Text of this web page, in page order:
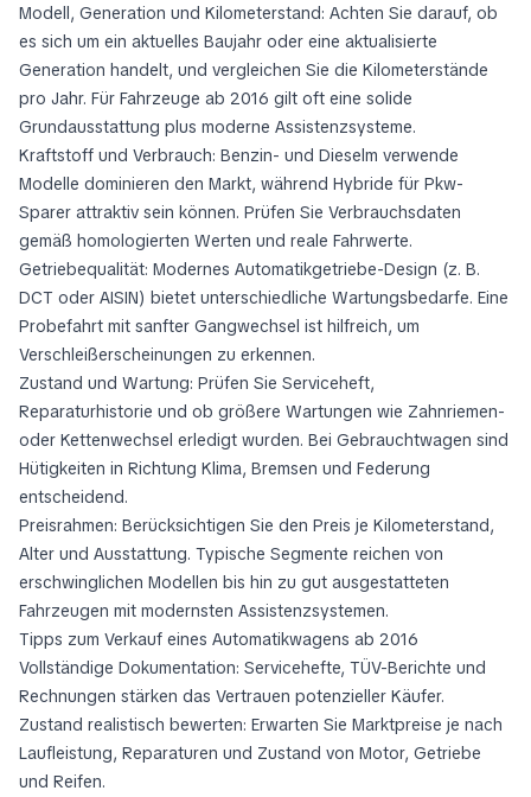
Modell, Generation und Kilometerstand: Achten Sie darauf, ob
es sich um ein aktuelles Baujahr oder eine aktualisierte
Generation handelt, und vergleichen Sie die Kilometerstände
pro Jahr. Für Fahrzeuge ab 2016 gilt oft eine solide
Grundausstattung plus moderne Assistenzsysteme.
Kraftstoff und Verbrauch: Benzin- und Dieselm verwende
Modelle dominieren den Markt, während Hybride für Pkw-
Sparer attraktiv sein können. Prüfen Sie Verbrauchsdaten
gemäß homologierten Werten und reale Fahrwerte.
Getriebequalität: Modernes Automatikgetriebe-Design (z. B.
DCT oder AISIN) bietet unterschiedliche Wartungsbedarfe. Eine
Probefahrt mit sanfter Gangwechsel ist hilfreich, um
Verschleißerscheinungen zu erkennen.
Zustand und Wartung: Prüfen Sie Serviceheft,
Reparaturhistorie und ob größere Wartungen wie Zahnriemen-
oder Kettenwechsel erledigt wurden. Bei Gebrauchtwagen sind
Hütigkeiten in Richtung Klima, Bremsen und Federung
entscheidend.
Preisrahmen: Berücksichtigen Sie den Preis je Kilometerstand,
Alter und Ausstattung. Typische Segmente reichen von
erschwinglichen Modellen bis hin zu gut ausgestatteten
Fahrzeugen mit modernsten Assistenzsystemen.
Tipps zum Verkauf eines Automatikwagens ab 2016
Vollständige Dokumentation: Servicehefte, TÜV-Berichte und
Rechnungen stärken das Vertrauen potenzieller Käufer.
Zustand realistisch bewerten: Erwarten Sie Marktpreise je nach
Laufleistung, Reparaturen und Zustand von Motor, Getriebe
und Reifen.